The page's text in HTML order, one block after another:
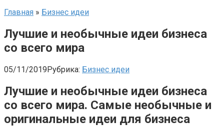
Главная » Бизнес идеи
Лучшие и необычные идеи бизнеса
со всего мира
05/11/2019Рубрика: Бизнес идеи
Лучшие и необычные идеи бизнеса
со всего мира. Самые необычные и
оригинальные идеи для бизнеса